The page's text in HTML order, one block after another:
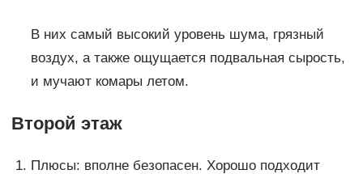
В них самый высокий уровень шума, грязный
воздух, а также ощущается подвальная сырость,
и мучают комары летом.
Второй этаж
Плюсы: вполне безопасен. Хорошо подходит